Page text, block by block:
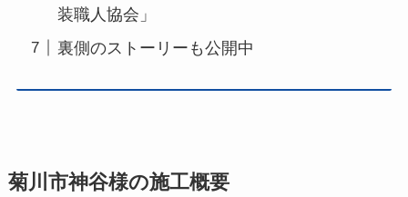
装職人協会」
裏側のストーリーも公開中
菊川市神谷様の施工概要